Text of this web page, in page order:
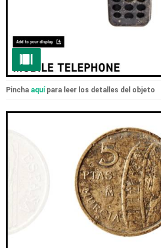
Pincha aquí para leer los detalles del objeto